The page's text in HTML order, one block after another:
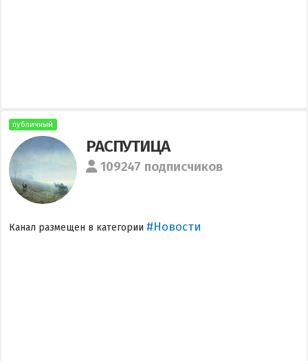
публичный
РАСПУТИЦА
109247 подписчиков
Канал размещен в категории #Новости